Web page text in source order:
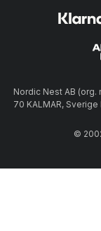
Nordic Nest AB
70 KALMAR,
©